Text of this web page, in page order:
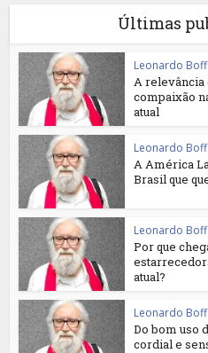
Últimas
Leonardo Boff
A relevância
compaixão
atual
Leonardo Boff
A América
Brasil que
Leonardo Boff
Por que
atual?
Leonardo Boff
Do bom uso
cordial e